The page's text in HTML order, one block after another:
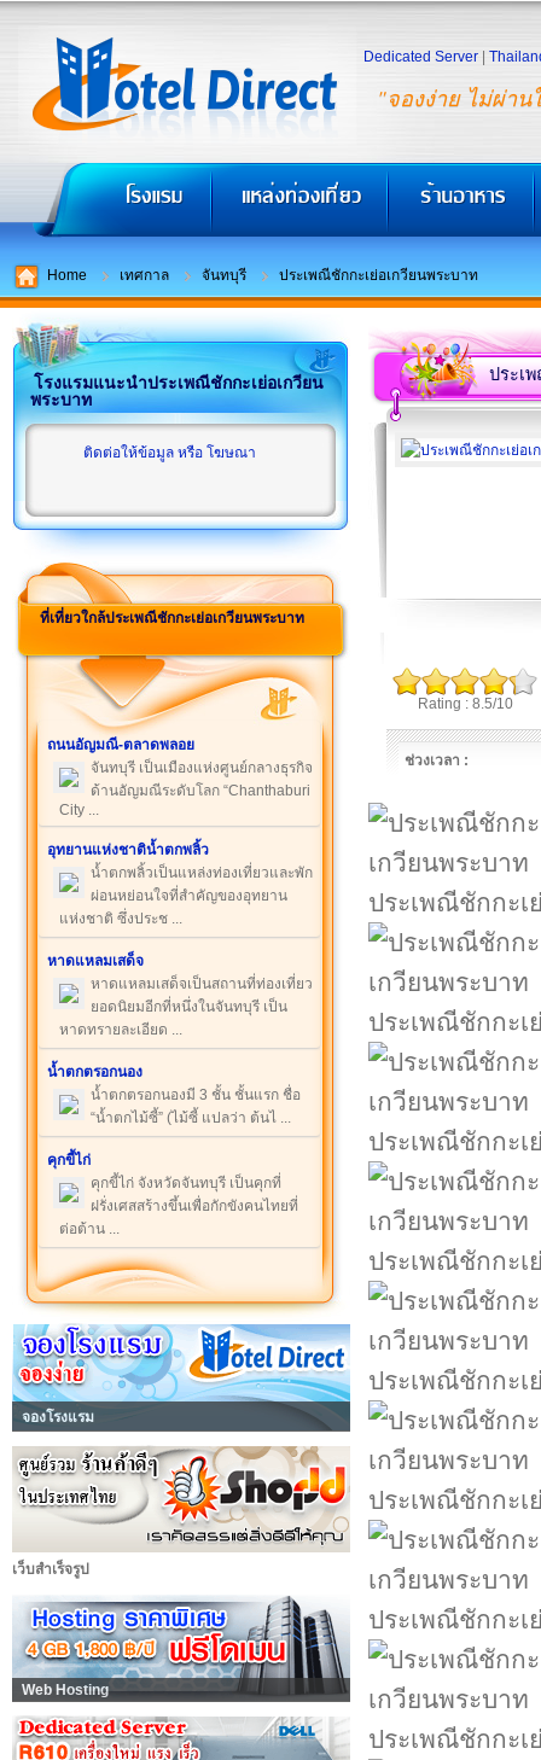
"จองง่าย ไม่ผ่าน
Dedicated Server
Home เทศกาล จันทบุรี ประเพณีชักกะเย่อเกวียนพระบาท
โรงแรมแนะนำประเพณีชักกะเย่อเกวียน
พระบาท
ติดต่อให้ข้อมูล หรือ โฆษณา
ที่เที่ยวใกล้ประเพณีชักกะเย่อเกวียนพระบาท
ถนนอัญมณี-ตลาดพลอย
จันทบุรี เป็นเมืองแห่งศูนย์กลางธุรกิจ
ด้านอัญมณีระดับโลก “Chanthaburi
City ...
อุทยานแห่งชาติน้ำตกพลิ้ว
น้ำตกพลิ้วเป็นแหล่งท่องเที่ยวและพัก
ผ่อนหย่อนใจที่สำคัญของอุทยาน
แห่งชาติ ซึ่งประช ...
หาดแหลมเสด็จ
หาดแหลมเสด็จเป็นสถานที่ท่องเที่ยว
ยอดนิยมอีกที่หนึ่งในจันทบุรี เป็น
หาดทรายละเอียด ...
น้ำตกตรอกนอง
น้ำตกตรอกนองมี 3 ชั้น ชั้นแรก ชื่อ
“น้ำตกไม้ซี้” (ไม้ซี้ แปลว่า ต้นไ ...
คุกขี้ไก่
คุกขี้ไก่ จังหวัดจันทบุรี เป็นคุกที่
ฝรั่งเศสสร้างขึ้นเพื่อกักขังคนไทยที่
ต่อต้าน ...
จองโรงแรม
เว็บสำเร็จรูป
Web Hosting
ประเ
Rating : 8.5/10
ช่วงเวลา :
ประเพณีชักกะเ
ประเพณีชักกะเ
ประเพณีชักกะเ
ประเพณีชักกะเ
ประเพณีชักกะเ
ประเพณีชักกะเ
ประเพณีชักกะเ
ประเพณีชักกะเ